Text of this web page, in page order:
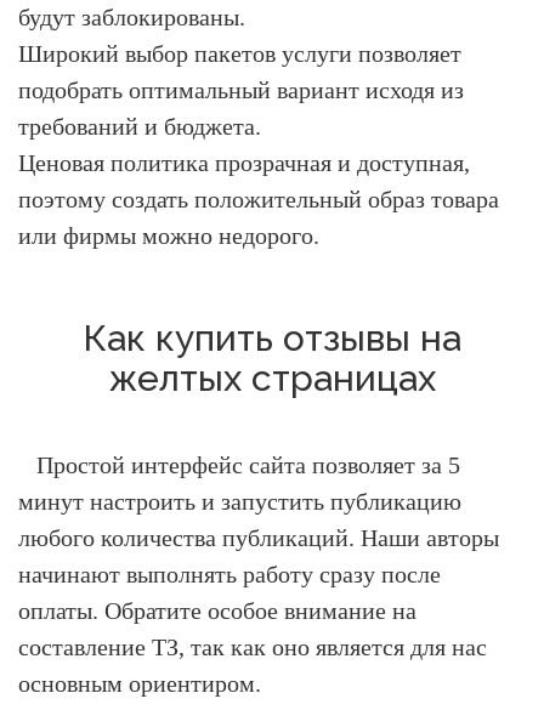
будут заблокированы.
Широкий выбор пакетов услуги позволяет
подобрать оптимальный вариант исходя из
требований и бюджета.
Ценовая политика прозрачная и доступная,
поэтому создать положительный образ товара
или фирмы можно недорого.
Как купить отзывы на
желтых страницах
Простой интерфейс сайта позволяет за 5
минут настроить и запустить публикацию
любого количества публикаций. Наши авторы
начинают выполнять работу сразу после
оплаты. Обратите особое внимание на
составление ТЗ, так как оно является для нас
основным ориентиром.